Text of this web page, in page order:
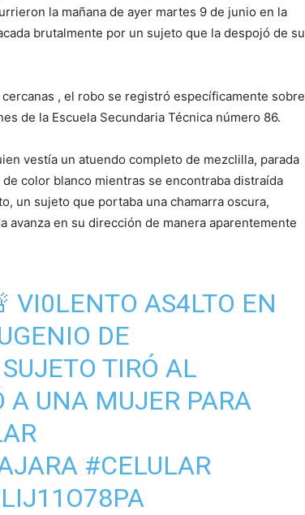
la mañana de ayer martes 9 de junio en la
brutalmente por un sujeto que la despojó de su
, el robo se registró específicamente sobre
de la Escuela Secundaria Técnica número 86.
vestía un atuendo completo de mezclilla, parada
color blanco mientras se encontraba distraída
un sujeto que portaba una chamarra oscura,
avanza en su dirección de manera aparentemente
VI0LENTO AS4LTO EN
DE
TIRÓ AL
A UNA MUJER PARA
#CELULAR